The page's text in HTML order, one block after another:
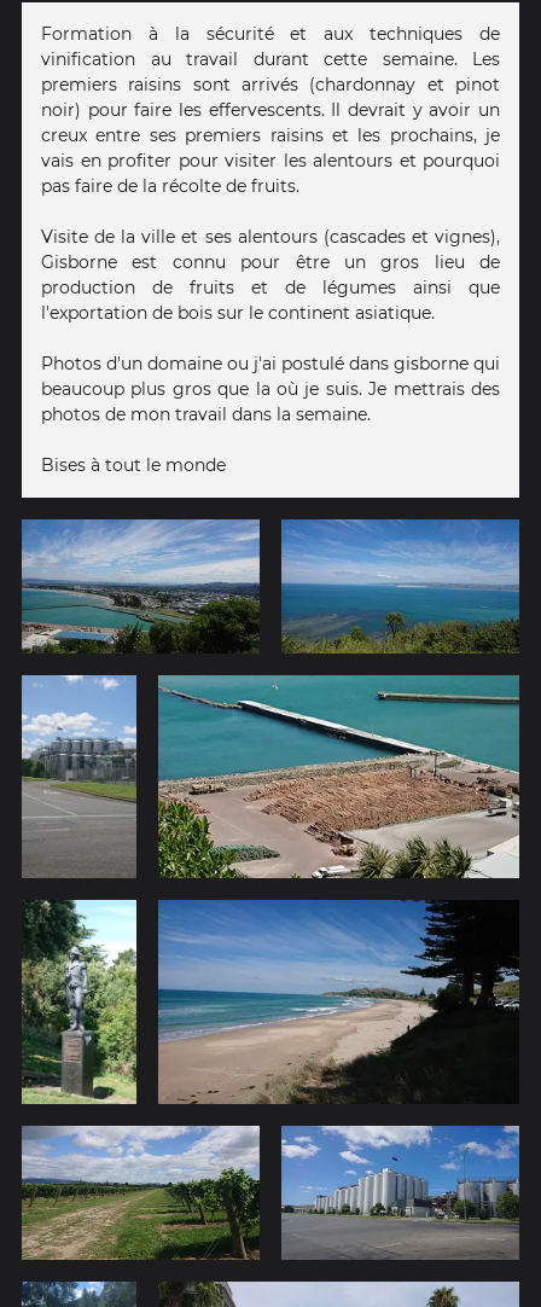
Formation à la sécurité et aux techniques de
vinification au travail durant cette semaine. Les
premiers raisins sont arrivés (chardonnay et pinot
noir) pour faire les effervescents. Il devrait y avoir un
creux entre ses premiers raisins et les prochains, je
vais en profiter pour visiter les alentours et pourquoi
pas faire de la récolte de fruits.
Visite de la ville et ses alentours (cascades et vignes),
Gisborne est connu pour être un gros lieu de
production de fruits et de légumes ainsi que
l'exportation de bois sur le continent asiatique.
Photos d'un domaine ou j'ai postulé dans gisborne qui
beaucoup plus gros que la où je suis. Je mettrais des
photos de mon travail dans la semaine.
Bises à tout le monde